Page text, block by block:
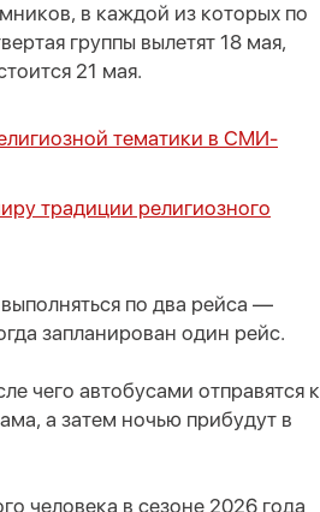
в каждой из которых по
группы вылетят 18 мая,
21 мая.
тематики в СМИ-
традиции религиозного
по два рейса —
запланирован один рейс.
чего автобусами отправятся к
а затем ночью прибудут в
человека в сезоне 2026 года